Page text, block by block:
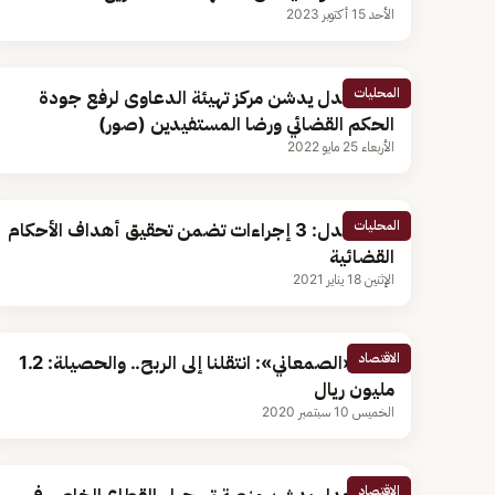
الأحد 15 أكتوبر 2023
المحليات
وزير العدل يدشن مركز تهيئة الدعاوى لرفع جودة
الحكم القضائي ورضا المستفيدين (صور)
الأربعاء 25 مايو 2022
المحليات
وزير العدل: 3 إجراءات تضمن تحقيق أهداف الأحكام
القضائية
الإثنين 18 يناير 2021
الاقتصاد
شركة «الصمعاني»: انتقلنا إلى الربح.. والحصيلة: 1.2
مليون ريال
الخميس 10 سبتمبر 2020
الاقتصاد